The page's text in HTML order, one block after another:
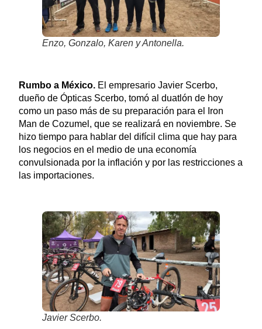
Enzo, Gonzalo, Karen y Antonella.
Rumbo a México.El empresario Javier Scerbo,
dueño de Ópticas Scerbo, tomó al duatlón de hoy
como un paso más de su preparación para el Iron
Man de Cozumel, que se realizará en noviembre. Se
hizo tiempo para hablar del difícil clima que hay para
los negocios en el medio de una economía
convulsionada por la inflación y por las restricciones a
las importaciones.
Javier Scerbo.